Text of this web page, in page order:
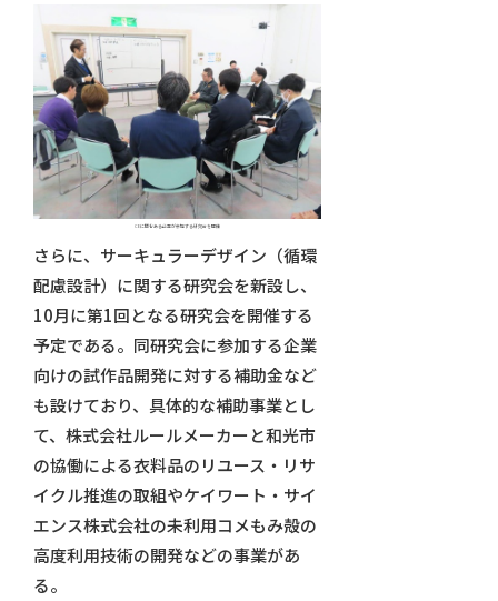
CEに関心ある企業が参加する研究会を開催
さらに、サーキュラーデザイン（循環
配慮設計）に関する研究会を新設し、
10月に第1回となる研究会を開催する
予定である。同研究会に参加する企業
向けの試作品開発に対する補助金など
も設けており、具体的な補助事業とし
て、株式会社ルールメーカーと和光市
の協働による衣料品のリユース・リサ
イクル推進の取組やケイワート・サイ
エンス株式会社の未利用コメもみ殻の
高度利用技術の開発などの事業があ
る。